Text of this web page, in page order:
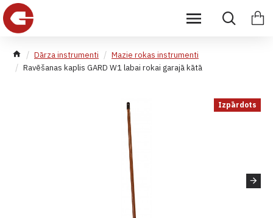
Dārza instrumenti
Mazie rokas instrumenti
Ravēšanas kaplis GARD W1 labai rokai garajā kātā
Izpārdots